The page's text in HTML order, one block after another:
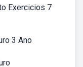
Exercicios 7
3 Ano